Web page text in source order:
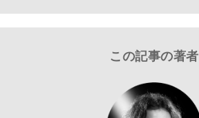
この記事の著者